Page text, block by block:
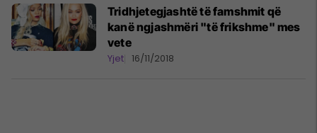
Tridhjetegjashtë të famshmit që
kanë ngjashmëri "të frikshme" mes
vete
Yjet 16/11/2018